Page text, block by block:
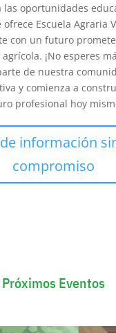
las oportunidades
ofrece Escuela Agraria
con un futuro
¡No esperes
de nuestra
y comienza a
profesional hoy
información
compromiso
Próximos Eventos